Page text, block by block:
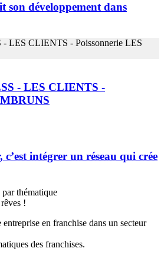
son développement dans
- LES CLIENTS -
intégrer un réseau qui crée
thématique
!
en franchise dans un secteur
des franchises.